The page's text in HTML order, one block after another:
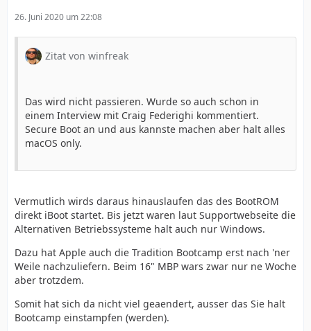
26. Juni 2020 um 22:08
Zitat von winfreak
Das wird nicht passieren. Wurde so auch schon in
einem Interview mit Craig Federighi kommentiert.
Secure Boot an und aus kannste machen aber halt alles
macOS only.
Vermutlich wirds daraus hinauslaufen das des BootROM
direkt iBoot startet. Bis jetzt waren laut Supportwebseite die
Alternativen Betriebssysteme halt auch nur Windows.
Dazu hat Apple auch die Tradition Bootcamp erst nach 'ner
Weile nachzuliefern. Beim 16" MBP wars zwar nur ne Woche
aber trotzdem.
Somit hat sich da nicht viel geaendert, ausser das Sie halt
Bootcamp einstampfen (werden).